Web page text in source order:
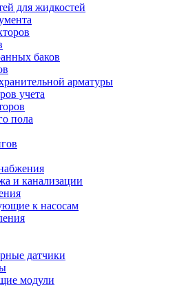
для жидкостей
баков
арматуры
учета
пола
и канализации
к насосам
датчики
модули